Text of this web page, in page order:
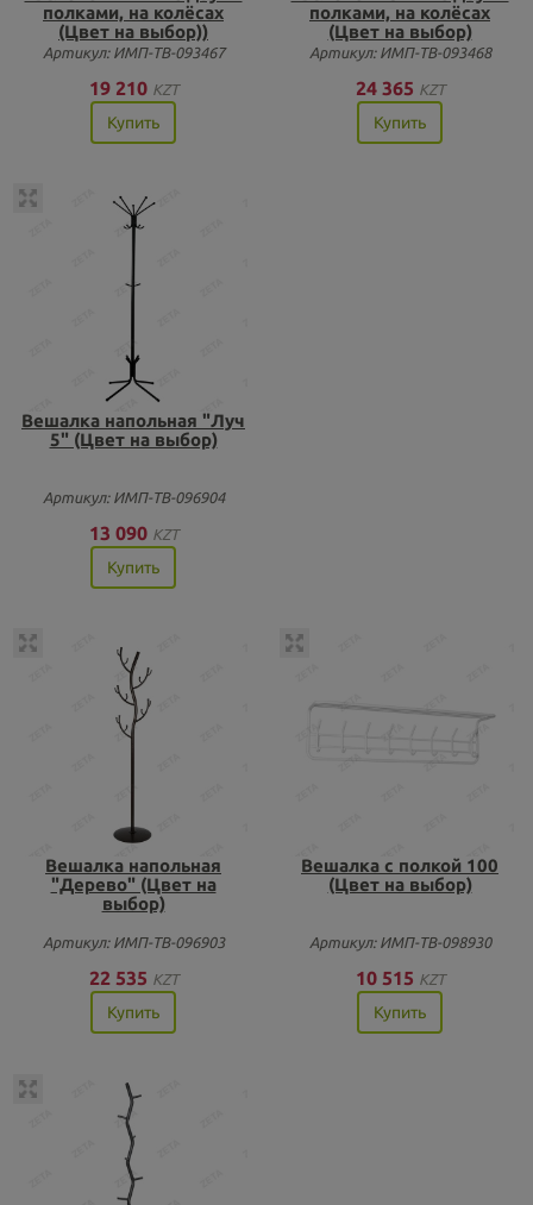
полками, на колёсах
(Цвет на выбор))
Артикул: ИМП-ТВ-093467
19 210 KZT
Купить
полками, на колёсах
(Цвет на выбор)
Артикул: ИМП-ТВ-093468
24 365 KZT
Купить
Вешалка напольная "Луч
5" (Цвет на выбор)
Артикул: ИМП-ТВ-096904
13 090 KZT
Купить
Вешалка напольная
"Дерево" (Цвет на
выбор)
Артикул: ИМП-ТВ-096903
22 535 KZT
Купить
Вешалка с полкой 100
(Цвет на выбор)
Артикул: ИМП-ТВ-098930
10 515 KZT
Купить